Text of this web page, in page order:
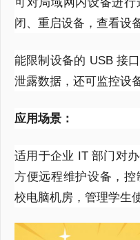
闭、重启设备，查看设
能限制设备的 USB 接
泄露数据，还可监控设
应用场景：
适用于企业 IT部门对
方便远程维护设备，
校电脑机房，管理学生